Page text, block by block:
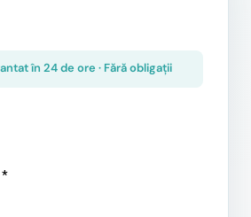
în 24 de ore · Fără obligații
*